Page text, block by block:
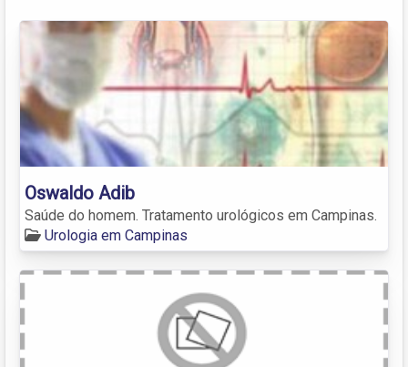
Oswaldo Adib
Saúde do homem. Tratamento urológicos em Campinas.
Urologia em Campinas